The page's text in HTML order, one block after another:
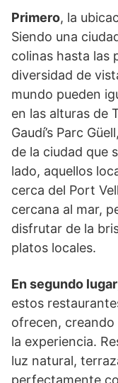
Primero, la
Siendo una
colinas hasta las
diversidad de
mundo pueden
en las alturas de
Gaudí’s Parc
de la ciudad que
lado, aquellos
cerca del Port
cercana al mar,
disfrutar de la
platos locales.
En segundo lugar
estos
ofrecen, creando
la experiencia.
luz natural,
perfectamente